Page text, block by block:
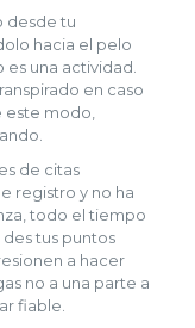
desde tu
hacia el pelo
una actividad.
en caso
este modo,
de citas
registro y no ha
todo el tiempo
tus puntos
a hacer
no a una parte a
fiable.